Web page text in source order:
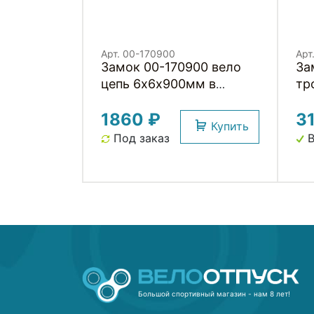
Арт. 00-170900
Замок 00-170900 вело
цепь 6х6х900мм в
ключами (16) черный
HORST
1860 ₽
Под заказ
Купить
В
Большой спортивный магазин - нам 8 лет!